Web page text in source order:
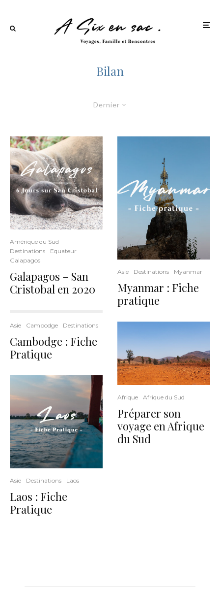
Bilan
Dernier
Amérique du Sud
Destinations
Equateur
Galapagos
Galapagos – San
Cristobal en 2020
Asie Cambodge Destinations
Cambodge : Fiche
Pratique
Asie Destinations Laos
Laos : Fiche
Pratique
Asie Destinations Myanmar
Myanmar : Fiche
pratique
Afrique Afrique du Sud
Préparer son
voyage en Afrique
du Sud